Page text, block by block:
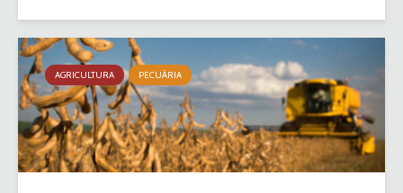
AGRICULTURA PECUÁRIA